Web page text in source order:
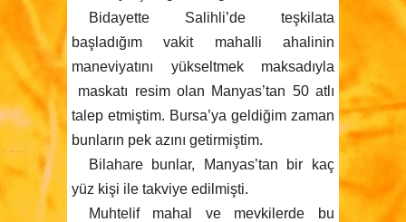
Bidayette Salihli’de teşkilata
başladığım vakit mahalli ahalinin
maneviyatını yükseltmek maksadıyla
maskatı resim olan Manyas’tan 50 atlı
talep etmiştim. Bursa’ya geldiğim zaman
bunların pek azını getirmiştim.
Bilahare bunlar, Manyas’tan bir kaç
yüz kişi ile takviye edilmişti.
Muhtelif mahal ve mevkilerde bu